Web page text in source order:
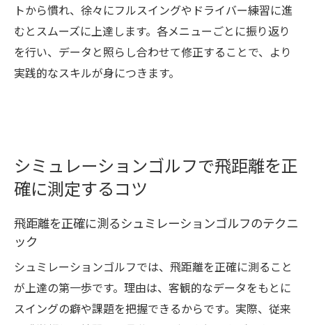
トから慣れ、徐々にフルスイングやドライバー練習に進
むとスムーズに上達します。各メニューごとに振り返り
を行い、データと照らし合わせて修正することで、より
実践的なスキルが身につきます。
シミュレーションゴルフで飛距離を正
確に測定するコツ
飛距離を正確に測るシュミレーションゴルフのテクニ
ック
シュミレーションゴルフでは、飛距離を正確に測ること
が上達の第一歩です。理由は、客観的なデータをもとに
スイングの癖や課題を把握できるからです。実際、従来